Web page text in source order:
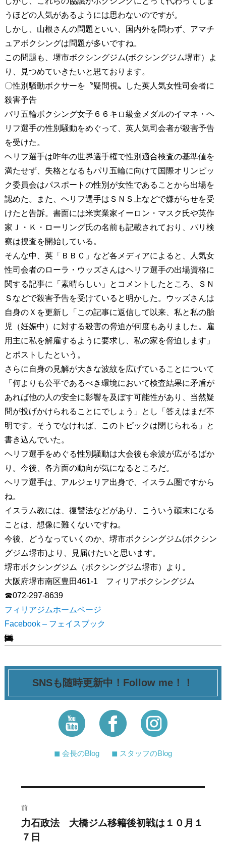
うほどの人気があるようには思わないのですが。
しかし、山根さんの問題といい、国内外を問わず、アマチ
ュアボクシングは問題が多いですね。
この問題も、堺市ボクシングジム(ボクシングジム堺市）よ
り、見つめていきたいと思ております。
〇性別騒動ボクサーを〝疑問視〟した英人気女性司会者に
殺害予告
パリ五輪ボクシング女子６６キロ級金メダルのイマネ・ヘ
リフ選手の性別騒動をめぐって、英人気司会者が殺害予告
を受けた。
ヘリフ選手は昨年の世界選手権で性別適合検査の基準値を
満たせず、失格となるもパリ五輪に向けて国際オリンピッ
ク委員会はパスポートの性別が女性であることから出場を
認めた。また、ヘリフ選手はＳＮＳ上などで嫌がらせを受
けたと告訴。書面には米実業家イーロン・マスク氏や英作
家Ｊ・Ｋ・ローリング氏の名前も記載されており、パリ検
察は捜査を開始している。
そんな中、英「ＢＢＣ」など各メディアによると、人気女
性司会者のローラ・ウッズさんはヘリフ選手の出場資格に
関する記事に「素晴らしい」とコメントしたところ、ＳＮ
Ｓなどで殺害予告を受けていると明かした。ウッズさんは
自身のＸを更新し「この記事に返信して以来、私と私の胎
児（妊娠中）に対する殺害の脅迫が何度もありました。雇
用主に私を解雇するように要求し、私の家を脅迫します」
とポストしたという。
さらに自身の見解が大きな波紋を広げていることについて
「何よりも公平であるべき環境において検査結果に矛盾が
あれば他の人の安全に影響を及ぼす可能性があり、当然疑
問が投げかけられることにでしょう」とし「答えはまだ不
明です。そうでなければ、このトピックは閉じられる」と
書き込んでいた。
ヘリフ選手をめぐる性別騒動は大会後も余波が広がるばか
り。今後、各方面の動向が気になるところだ。
ヘリフ選手は、アルジェリア出身で、イスラム圏ですから
ね。
イスラム教には、復讐法などがあり、こういう顚末になる
ことは、想像に難くないですね。
今後、どうなっていくのか、堺市ボクシングジム(ボクシン
グジム堺市)より、見届けたいと思います。
堺市ボクシングジム（ボクシングジム堺市）より。
大阪府堺市南区豊田461-1 フィリアボクシングジム
☎072-297-8639
フィリアジムホームページ
Facebook – フェイスブック
[ssba-buttons]
SNSも随時更新中！Follow me！！
◼︎ 会長のBlog ◼︎ スタッフのBlog
稿
ナ
前
過
去
力石政法 大橋ジム移籍後初戦は１０月１
７日